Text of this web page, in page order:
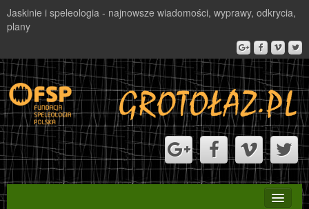
Jaskinie i speleologia - najnowsze wiadomości, wyprawy, odkrycia,
plany